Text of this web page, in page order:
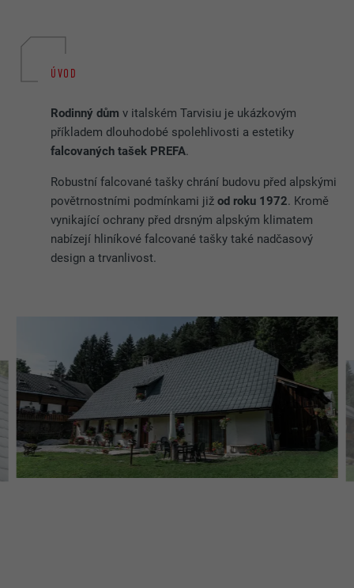
ÚVOD
Rodinný dům v italském Tarvisiu je ukázkovým
příkladem dlouhodobé spolehlivosti a estetiky
falcovaných tašek PREFA.
Robustní falcované tašky chrání budovu před alpskými
povětrnostními podmínkami jižod roku 1972. Kromě
vynikající ochrany před drsným alpským klimatem
nabízejí hliníkové falcované tašky také nadčasový
design a trvanlivost.